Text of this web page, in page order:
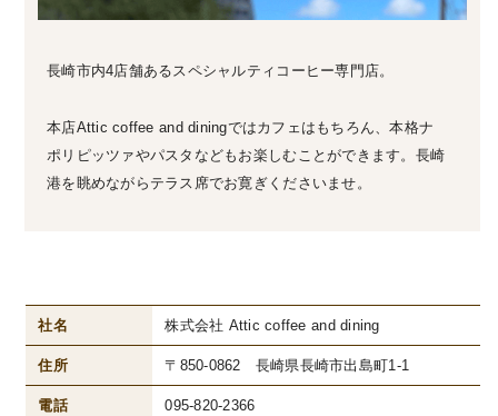
長崎市内4店舗あるスペシャルティコーヒー専門店。
本店Attic coffee and diningではカフェはもちろん、本格ナ
ポリピッツァやパスタなどもお楽しむことができます。長崎
港を眺めながらテラス席でお寛ぎくださいませ。
社名 株式会社 Attic coffee and dining
住所 〒850-0862 長崎県長崎市出島町1-1
電話 095-820-2366